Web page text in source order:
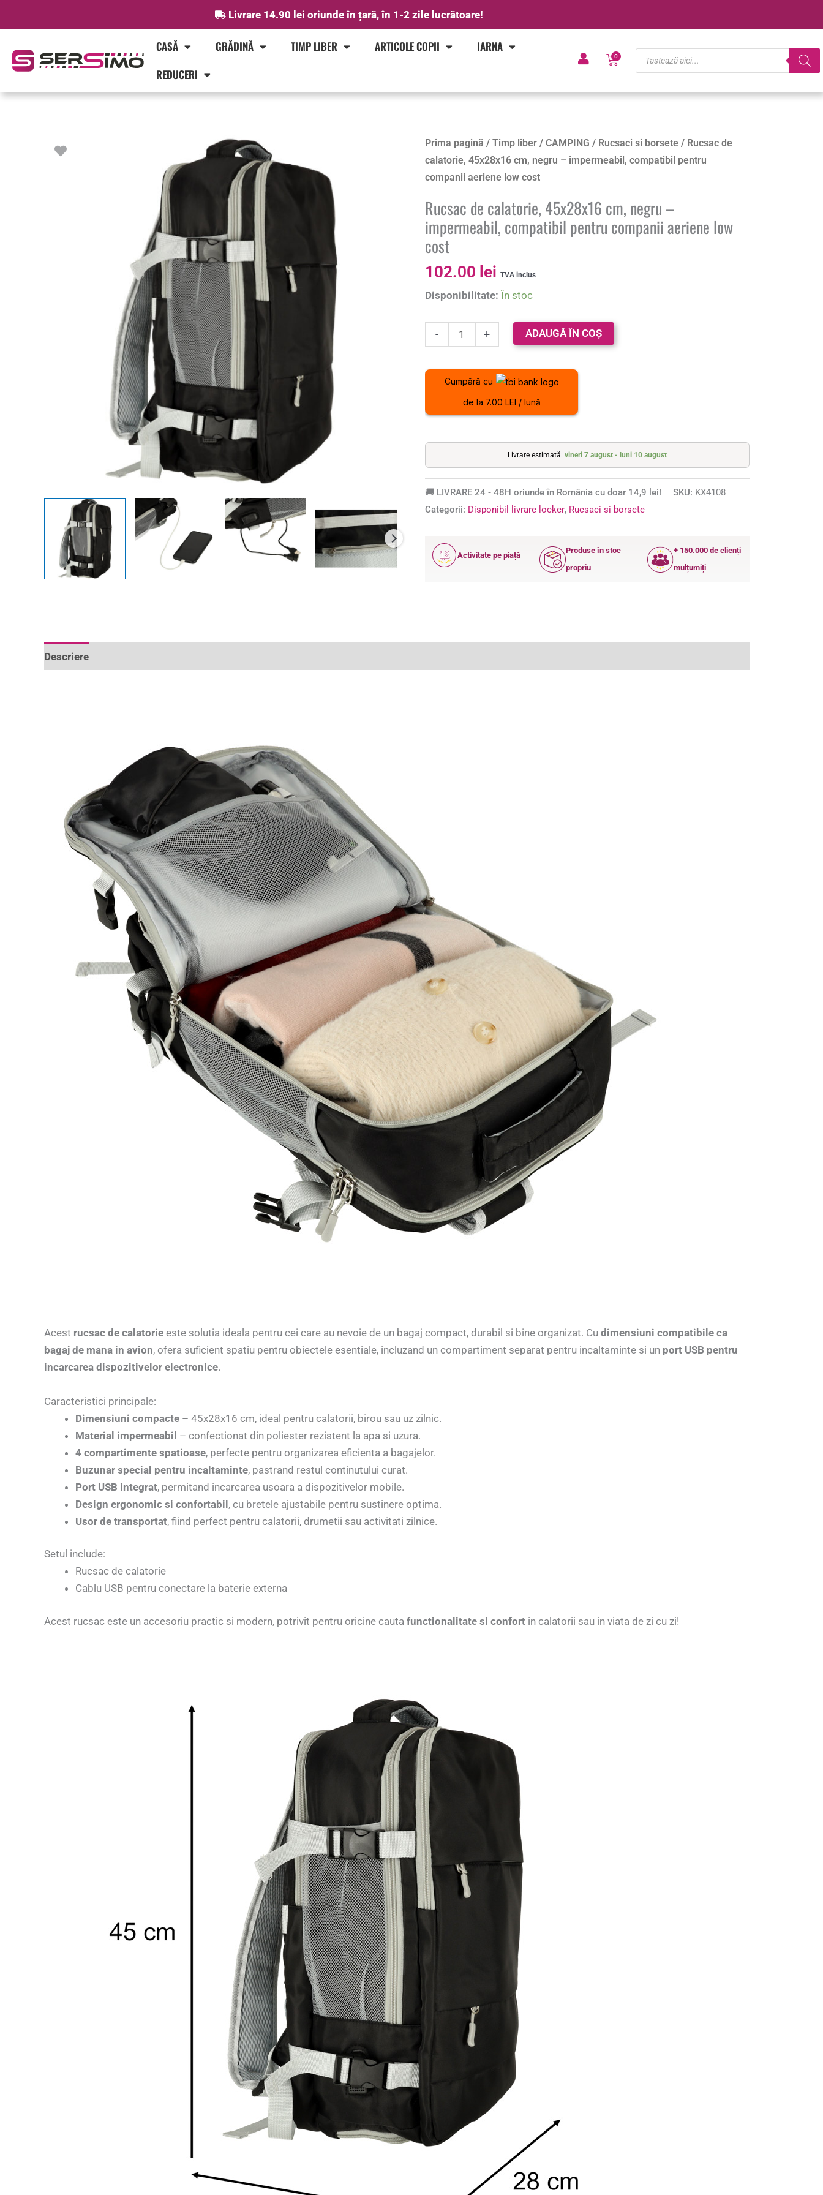
Livrare 14.90 lei oriunde în țară, în 1-2 zile lucrătoare!
CASĂ GRĂDINĂ TIMP LIBER ARTICOLE COPII
IARNA
REDUCERI
0
Cart
Products
search
Prima pagină /Timp liber /CAMPING / Rucsaci si borsete / Rucsac de
calatorie, 45x28x16 cm, negru – impermeabil, compatibil pentru
companii aeriene low cost
Rucsac de calatorie, 45x28x16 cm, negru –
impermeabil, compatibil pentru companii aeriene low
cost
102.00 lei TVA inclus
Disponibilitate: În stoc
-
Cantitate
Rucsac
de
45x28x16
cm,
negru
–
impermeabil,
compatibil
companii
aeriene
cost
+ ADAUGĂ ÎN COȘ
Cumpără cu
de la 7.00 LEI / lună
Livrare estimată:vineri 7 august - luni 10 august
🚚 LIVRARE 24 - 48H oriunde în România cu doar 14,9 lei! SKU: KX4108
Categorii: Disponibil livrare locker, Rucsaci si borsete
12
ANI
Activitate pe piață
Produse în stoc
propriu
+ 150.000 de clienți
mulțumiți
Descriere
Acest rucsac de calatorie este solutia ideala pentru cei care au nevoie de un bagaj compact, durabil si bine organizat. Cu dimensiuni compatibile ca
bagaj de mana in avion, ofera suficient spatiu pentru obiectele esentiale, incluzand un compartiment separat pentru incaltaminte si un port USB pentru
incarcarea dispozitivelor electronice.
Caracteristici principale:
Dimensiuni compacte – 45x28x16 cm, ideal pentru calatorii, birou sau uz zilnic.
Material impermeabil – confectionat din poliester rezistent la apa si uzura.
4 compartimente spatioase, perfecte pentru organizarea eficienta a bagajelor.
Buzunar special pentru incaltaminte, pastrand restul continutului curat.
Port USB integrat, permitand incarcarea usoara a dispozitivelor mobile.
Design ergonomic si confortabil, cu bretele ajustabile pentru sustinere optima.
Usor de transportat, fiind perfect pentru calatorii, drumetii sau activitati zilnice.
Setul include:
Rucsac de calatorie
Cablu USB pentru conectare la baterie externa
Acest rucsac este un accesoriu practic si modern, potrivit pentru oricine cauta functionalitate si confort in calatorii sau in viata de zi cu zi!